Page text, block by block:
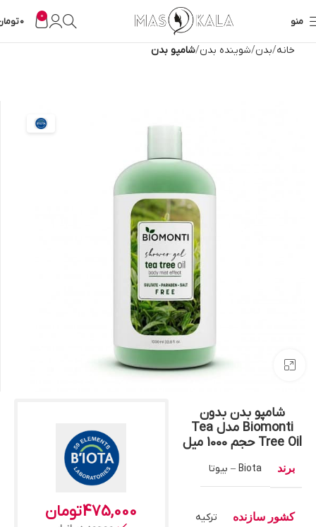
منو 0
0
خانه بدن شوینده بدن شامپو بدن
بزرگنمایی تصویر
شامپو بدن بدون
Biomonti مدل Tea
Tree Oil حجم 1000 میل
برند Biota – بیوتا
کشور سازنده ترکیه 475,000تومان